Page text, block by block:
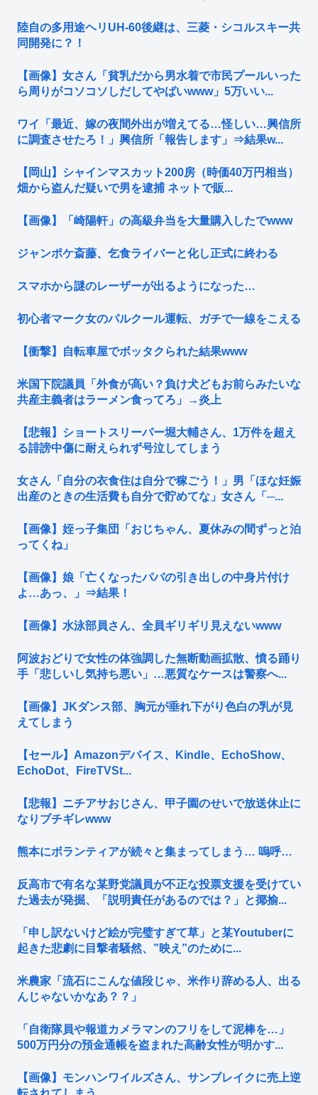
陸自の多用途ヘリUH-60後継は、三菱・シコルスキー共
同開発に？！
【画像】女さん「貧乳だから男水着で市民プールいった
ら周りがコソコソしだしてやばいwww」5万いい...
ワイ「最近、嫁の夜間外出が増えてる…怪しい…興信所
に調査させたろ！」興信所「報告します」⇒結果w...
【岡山】シャインマスカット200房（時価40万円相当）
畑から盗んだ疑いで男を逮捕 ネットで販...
【画像】「崎陽軒」の高級弁当を大量購入したでwww
ジャンポケ斎藤、乞食ライバーと化し正式に終わる
スマホから謎のレーザーが出るようになった…
初心者マーク女のパルクール運転、ガチで一線をこえる
【衝撃】自転車屋でボッタクられた結果www
米国下院議員「外食が高い？負け犬どもお前らみたいな
共産主義者はラーメン食ってろ」→炎上
【悲報】ショートスリーパー堀大輔さん、1万件を超え
る誹謗中傷に耐えられず号泣してしまう
女さん「自分の衣食住は自分で稼ごう！」男「ほな妊娠
出産のときの生活費も自分で貯めてな」女さん「─...
【画像】姪っ子集団「おじちゃん、夏休みの間ずっと泊
ってくね」
【画像】娘「亡くなったパパの引き出しの中身片付け
よ…あっ、」⇒結果！
【画像】水泳部員さん、全員ギリギリ見えないwww
阿波おどりで女性の体強調した無断動画拡散、憤る踊り
手「悲しいし気持ち悪い」…悪質なケースは警察へ...
【画像】JKダンス部、胸元が垂れ下がり色白の乳が見
えてしまう
【セール】Amazonデバイス、Kindle、EchoShow、
EchoDot、FireTVSt...
【悲報】ニチアサおじさん、甲子園のせいで放送休止に
なりブチギレwww
熊本にボランティアが続々と集まってしまう… 嗚呼…
反高市で有名な某野党議員が不正な投票支援を受けてい
た過去が発掘、「説明責任があるのでは？」と揶揄...
「申し訳ないけど絵が完璧すぎて草」と某Youtuberに
起きた悲劇に目撃者騒然、”映え”のために...
米農家「流石にこんな値段じゃ、米作り辞める人、出る
んじゃないかなあ？？」
「自衛隊員や報道カメラマンのフリをして泥棒を…」
500万円分の預金通帳を盗まれた高齢女性が明かす...
【画像】モンハンワイルズさん、サンブレイクに売上逆